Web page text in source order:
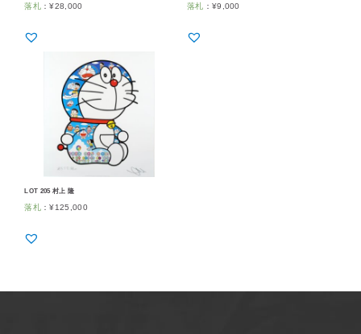
落札 ：¥28,000 落札 ： ¥9,000
LOT 205 村上 隆
落札 ：¥125,000